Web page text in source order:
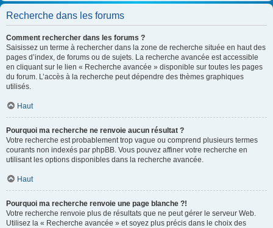
Recherche dans les forums
Comment rechercher dans les forums ?
Saisissez un terme à rechercher dans la zone de recherche située en haut des
pages d’index, de forums ou de sujets. La recherche avancée est accessible
en cliquant sur le lien « Recherche avancée » disponible sur toutes les pages
du forum. L’accès à la recherche peut dépendre des thèmes graphiques
utilisés.
Haut
Pourquoi ma recherche ne renvoie aucun résultat ?
Votre recherche est probablement trop vague ou comprend plusieurs termes
courants non indexés par phpBB. Vous pouvez affiner votre recherche en
utilisant les options disponibles dans la recherche avancée.
Haut
Pourquoi ma recherche renvoie une page blanche ?!
Votre recherche renvoie plus de résultats que ne peut gérer le serveur Web.
Utilisez la « Recherche avancée » et soyez plus précis dans le choix des